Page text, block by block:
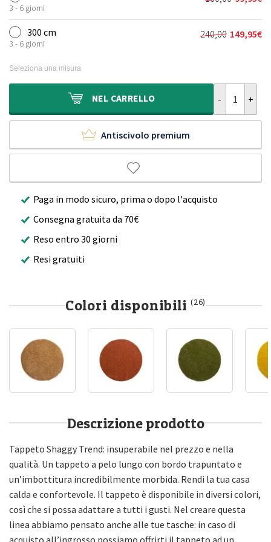
era:
120,00€.
è:
69,95€.
3 - 6 giorni Il
prezzo
originale
era:
Il
prezzo
attuale
è:
300 cm
3 - 6 giorni
240,00
Il
240,00€.
149,95€
Il
149,95€.
Seleziona una misura
NEL CARRELLO
Antiscivolo premium
Paga in modo sicuro, prima o dopo l'acquisto
Consegna gratuita da 70€
Reso entro 30 giorni
Resi gratuiti
Colori disponibili (26)
Descrizione prodotto
Tappeto Shaggy Trend: insuperabile nel prezzo e nella
qualità. Un tappeto a pelo lungo con bordo trapuntato e
un’imbottitura incredibilmente morbida. Rendi la tua casa
calda e confortevole. Il tappeto è disponibile in diversi colori,
così che si possa adattare a tutti i gusti. Nel creare questa
linea abbiamo pensato anche alle tue tasche: in caso di
acquisto all’ingrosso possiamo offrirti il tappeto ad un